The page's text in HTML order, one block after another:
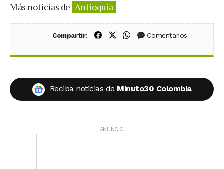
Más noticias de Antioquia
Compartir: Compartir en Facebook
Compartir en X (Twitter)
Compartir en WhatsApp
Comentarios
Reciba noticias de Minuto30 Colombia
ANUNCIO